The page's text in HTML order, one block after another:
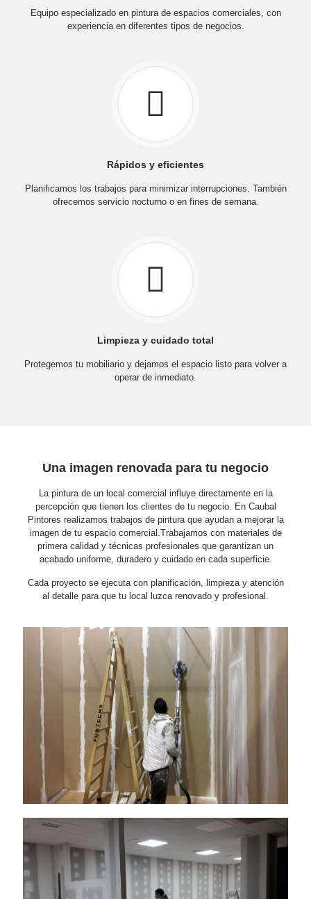
Equipo especializado en pintura de espacios comerciales, con
experiencia en diferentes tipos de negocios.
Rápidos y eficientes
Planificamos los trabajos para minimizar interrupciones. También
ofrecemos servicio nocturno o en fines de semana.
Limpieza y cuidado total
Protegemos tu mobiliario y dejamos el espacio listo para volver a
operar de inmediato.
Una imagen renovada para tu negocio
La pintura de un local comercial influye directamente en la
percepción que tienen los clientes de tu negocio. En Caubal
Pintores realizamos trabajos de pintura que ayudan a mejorar la
imagen de tu espacio comercial.Trabajamos con materiales de
primera calidad y técnicas profesionales que garantizan un
acabado uniforme, duradero y cuidado en cada superficie.
Cada proyecto se ejecuta con planificación, limpieza y atención
al detalle para que tu local luzca renovado y profesional.